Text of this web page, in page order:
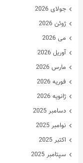
جولای 2026
ژوئن 2026
می 2026
آوریل 2026
مارس 2026
فوریه 2026
ژانویه 2026
دسامبر 2025
نوامبر 2025
اکتبر 2025
سپتامبر 2025